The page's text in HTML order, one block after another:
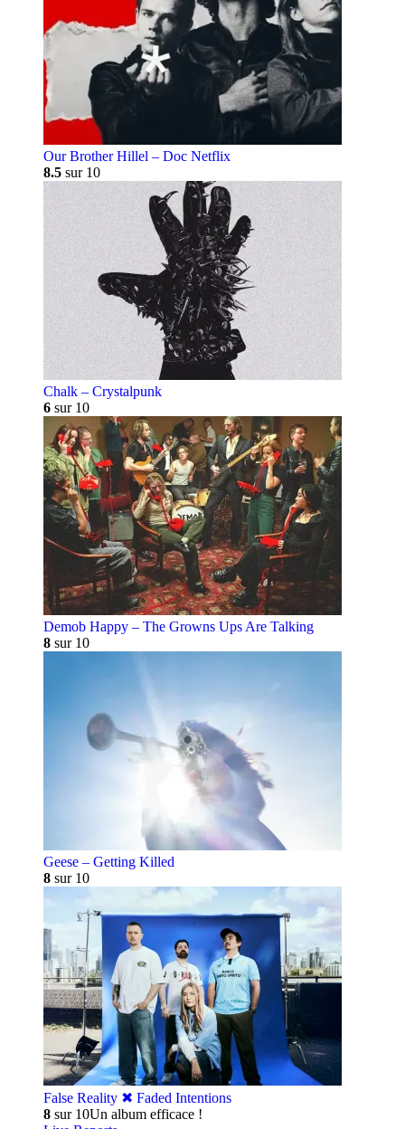
Our Brother Hillel – Doc Netflix
8.5 sur 10
Chalk – Crystalpunk
6 sur 10
Demob Happy – The Growns Ups Are Talking
8 sur 10
Geese – Getting Killed
8 sur 10
False Reality ✖︎ Faded Intentions
8 sur 10Un album efficace !